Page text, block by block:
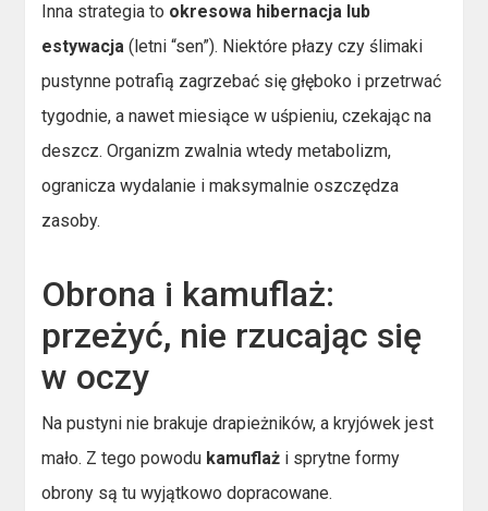
Inna strategia to okresowa hibernacja lub
estywacja (letni “sen”). Niektóre płazy czy ślimaki
pustynne potrafią zagrzebać się głęboko i przetrwać
tygodnie, a nawet miesiące w uśpieniu, czekając na
deszcz. Organizm zwalnia wtedy metabolizm,
ogranicza wydalanie i maksymalnie oszczędza
zasoby.
Obrona i kamuflaż:
przeżyć, nie rzucając się
w oczy
Na pustyni nie brakuje drapieżników, a kryjówek jest
mało. Z tego powodu kamuflaż i sprytne formy
obrony są tu wyjątkowo dopracowane.